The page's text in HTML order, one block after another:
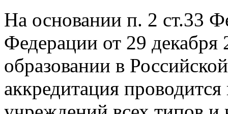
На основании п. 2 ст.33
Федерации от 29
образовании в
аккредитация